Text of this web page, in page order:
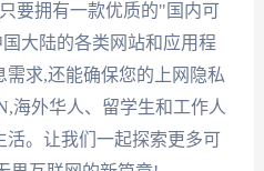
要拥有一款优质的"国内可
大陆的各类网站和应用程
求,还能确保您的上网隐私
海外华人、留学生和工作人
活。让我们一起探索更多可